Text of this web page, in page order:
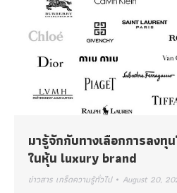
มารู้จักกับทางเลือกการลงทุ
ในหุ้น luxury brand
ข่าวสาร เกร็ดความรู้ทั่วไป August 20,